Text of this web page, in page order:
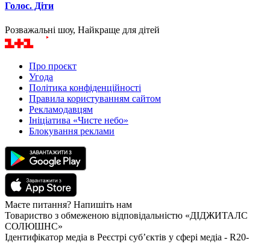
Голос. Діти
Розважальні шоу, Найкраще для дітей
Про проєкт
Угода
Політика конфіденційності
Правила користуванням сайтом
Рекламодавцям
Ініціатива «Чисте небо»
Блокування реклами
Маєте питання? Напишіть нам
Товариство з обмеженою відповідальністю «ДІДЖИТАЛС
СОЛЮШНС»
Ідентифікатор медіа в Реєстрі суб’єктів у сфері медіа - R20-